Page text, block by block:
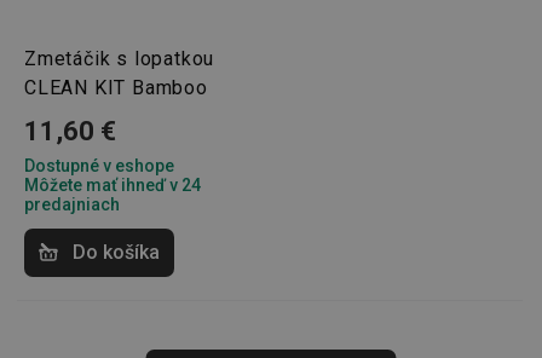
Zmetáčik s lopatkou
CLEAN KIT Bamboo
11,60 €
Dostupné v eshope
Môžete mať ihneď v 24
predajniach
Do košíka
správne používať bez nevyhnutne potrebných
súborov cookie.
receive-cookie-deprecation